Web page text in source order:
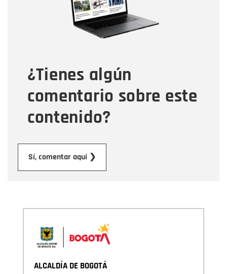
¿Tienes algún
comentario sobre este
contenido?
Sí, comentar aquí ❯
Tipo de comentario
Mensaje
ALCALDÍA DE BOGOTÁ